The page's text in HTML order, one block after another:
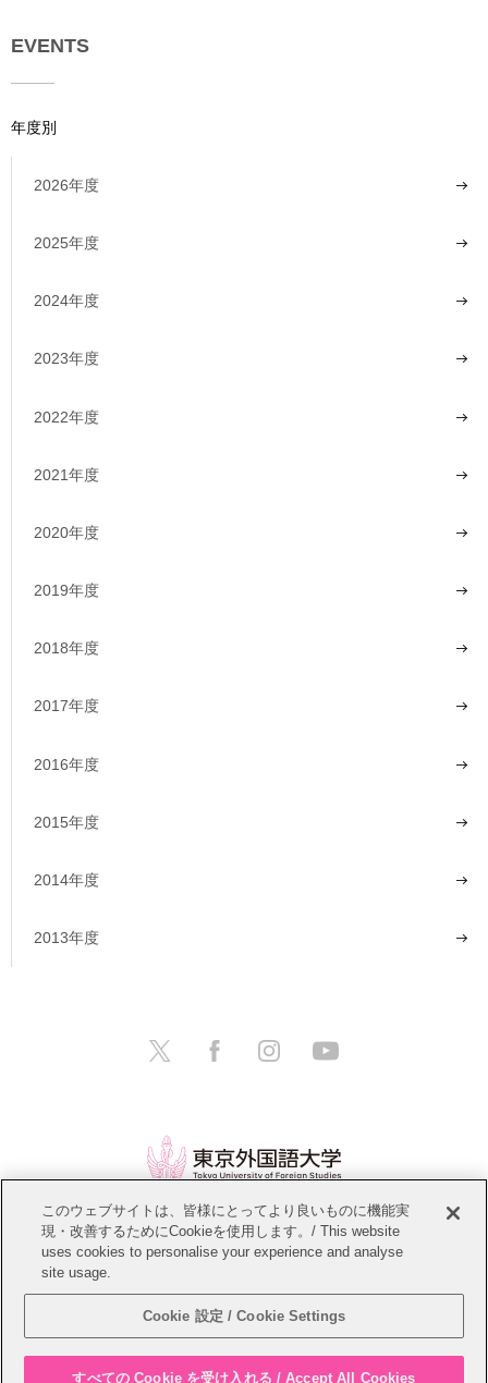
EVENTS
年度別
2026年度
2025年度
2024年度
2023年度
2022年度
2021年度
2020年度
2019年度
2018年度
2017年度
2016年度
2015年度
2014年度
2013年度
情報公開 教職員募集 このサイトについて
Copyright © Tokyo University of Foreign Studies. All Rights Reserved.
このウェブサイトは、皆様にとってより良いものに機能実
現・改善するためにCookieを使用します。/ This website
uses cookies to personalise your experience and analyse
site usage.
Cookie 設定 / Cookie Settings
すべての Cookie を受け入れる / Accept All Cookies